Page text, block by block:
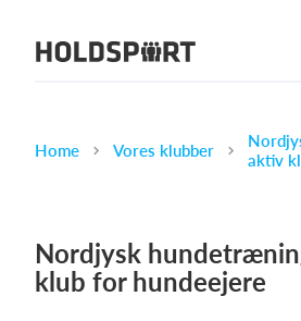
Om Holdsport
Karriere
Funktioner
Kalender
Home Vores klubber
aktiv
Nordjysk
klub for hundeejere